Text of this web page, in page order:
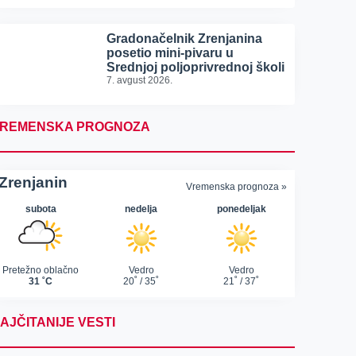
Gradonačelnik Zrenjanina
posetio mini-pivaru u
Srednjoj poljoprivrednoj školi
7. avgust 2026.
PROGNOZA
VESTI